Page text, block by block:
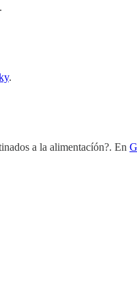
.
a la alimentacíón?. En